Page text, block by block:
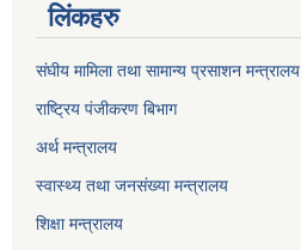
लिंकहरु
संघीय मामिला तथा सामान्य प्रसाशन मन्त्रालय
राष्ट्रिय पंजीकरण बिभाग
अर्थ मन्त्रालय
स्वास्थ्य तथा जनसंख्या मन्त्रालय
शिक्षा मन्त्रालय